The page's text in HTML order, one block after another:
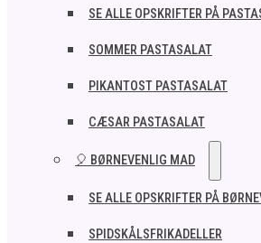
SE ALLE OPSKRIFTER PÅ
SOMMER PASTASALAT
PIKANTOST PASTASALAT
CÆSAR PASTASALAT
🎈 BØRNEVENLIG MAD
SE ALLE OPSKRIFTER PÅ
SPIDSKÅLSFRIKADELLER